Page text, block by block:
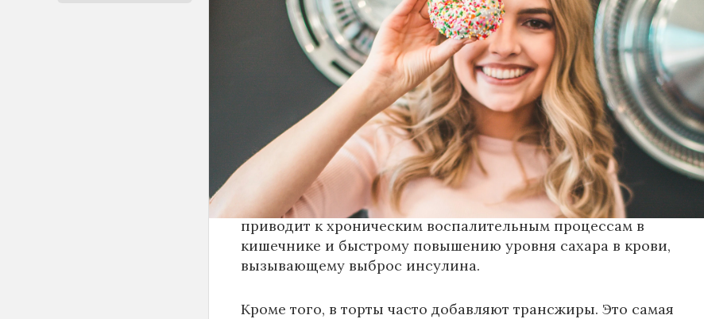
Многие люди не мыслят, чтобы день прошел без кусочка
сладенького. Обязательный десерт после обеда — это
традиция, которая сложилась во многих семьях. Однако, есть
лакомство, которое ни в коем случае нельзя употреблять
регулярно. Наиболее вредный для здоровья и фигуры десерт —
это торт, говорит диетолог Лиза Ричардс.
По словам эксперта, торты содержат высокий уровень сахара и
белой рафинированной муки. Из-за этого поедание тортов
приводит к хроническим воспалительным процессам в
кишечнике и быстрому повышению уровня сахара в крови,
вызывающему выброс инсулина.
Кроме того, в торты часто добавляют трансжиры. Это самая